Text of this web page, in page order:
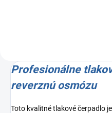
Profesionálne
reverznú osmózu
Toto kvalitné tlakové čerpadlo